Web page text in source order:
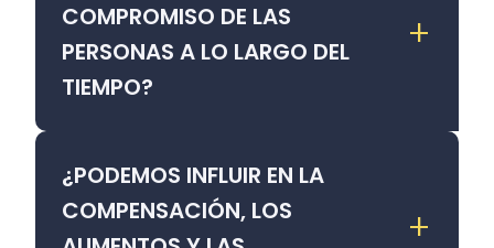
COMPROMISO DE LAS
PERSONAS A LO LARGO DEL
TIEMPO?
+
¿PODEMOS INFLUIR EN LA
COMPENSACIÓN, LOS
+